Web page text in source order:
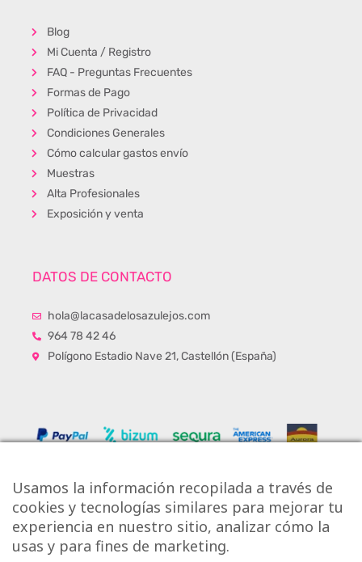
Blog
Mi Cuenta / Registro
FAQ - Preguntas Frecuentes
Formas de Pago
Política de Privacidad
Condiciones Generales
Cómo calcular gastos envío
Muestras
Alta Profesionales
Exposición y venta
DATOS DE CONTACTO
hola@lacasadelosazulejos.com
964 78 42 46
Polígono Estadio Nave 21, Castellón (España)
Usamos la información recopilada a través de
cookies y tecnologías similares para mejorar tu
experiencia en nuestro sitio, analizar cómo la
usas y para fines de marketing.